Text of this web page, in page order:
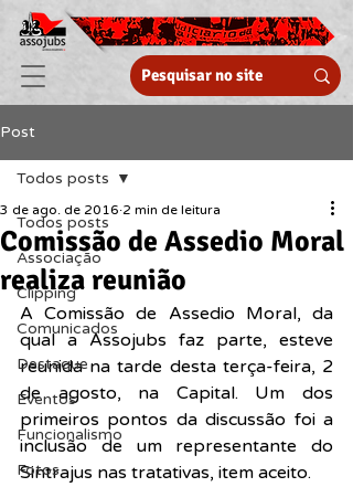
Post
Todos posts
Associação
Clipping
Comunicados
Destaque
Eventos
Funcionalismo
Fotos
Todos posts
Comissão de Assedio Moral
realiza reunião
3 de ago. de 2016 2 min de leitura
A Comissão de Assedio Moral, da
qual a Assojubs faz parte, esteve
reunida na tarde desta terça-feira, 2
de agosto, na Capital. Um dos
primeiros pontos da discussão foi a
inclusão de um representante do
Sintrajus nas tratativas, item aceito.